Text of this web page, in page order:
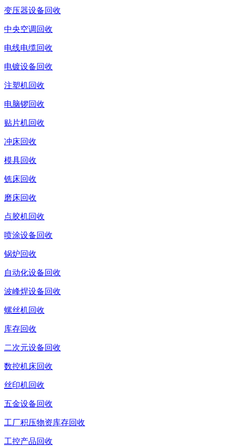
变压器设备回收
中央空调回收
电线电缆回收
电镀设备回收
注塑机回收
电脑锣回收
贴片机回收
冲床回收
模具回收
铣床回收
磨床回收
点胶机回收
喷涂设备回收
锅炉回收
自动化设备回收
波峰焊设备回收
螺丝机回收
库存回收
二次元设备回收
数控机床回收
丝印机回收
五金设备回收
工厂积压物资库存回收
工控产品回收